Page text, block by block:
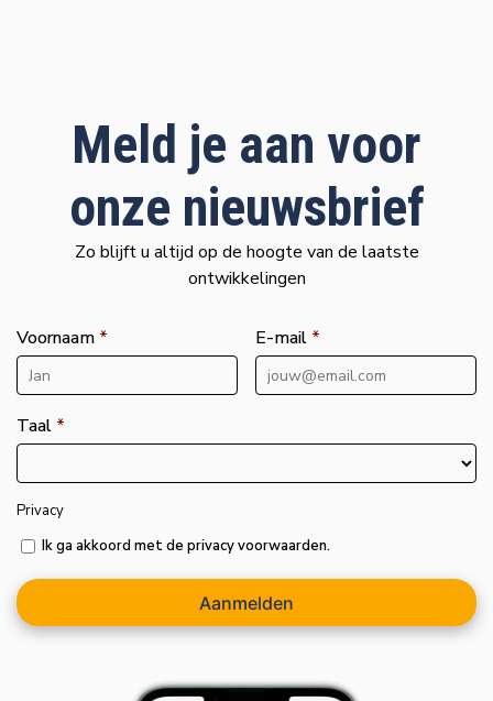
Meld je aan voor
onze nieuwsbrief
Zo blijft u altijd op de hoogte van de laatste
ontwikkelingen
Voornaam * E-mail *
Taal *
Privacy
Ik ga akkoord met de privacy voorwaarden.
Aanmelden